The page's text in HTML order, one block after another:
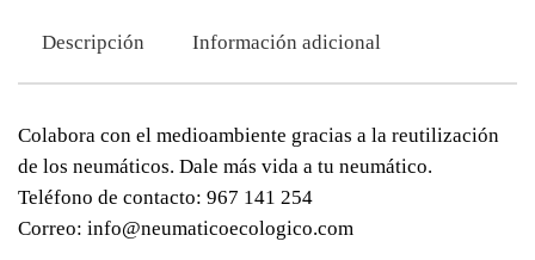
Descripción Información adicional
Colabora con el medioambiente gracias a la reutilización
de los neumáticos. Dale más vida a tu neumático.
Teléfono de contacto: 967 141 254
Correo: info@neumaticoecologico.com